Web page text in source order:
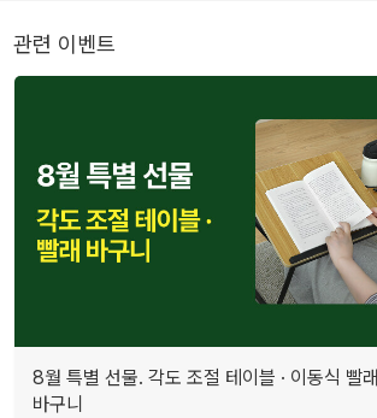
관련 이벤트
8월 특별 선물. 각도 조절 테이블 · 이동식 빨래
바구니